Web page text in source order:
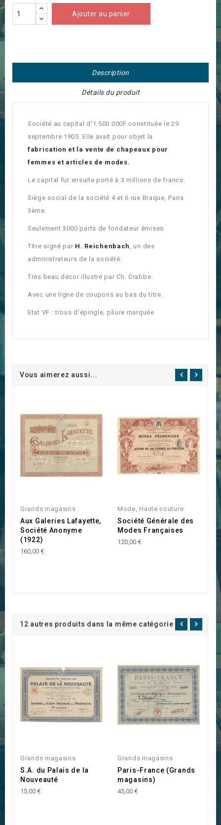
Ajouter au panier
Description
Détails du produit
Société au capital d'1.500.000F constituée le 29
septembre 1905. Elle avait pour objet la
fabrication et la vente de chapeaux pour
femmes et articles de modes.
Le capital fut ensuite porté à 3 millions de francs.
Siège social de la société 4 et 6 rue Braque, Paris
3ème.
Seulement 3000 parts de fondateur émises.
Titre signé par H. Reichenbach , un des
administrateurs de la société.
Très beau décor illustré par Ch. Crabbe.
Avec une ligne de coupons au bas du titre.
Etat VF : trous d'épingle, pliure marquée
Vous aimerez aussi...
Grands magasins
Aux Galeries Lafayette,
Société Anonyme
(1922)
160,00 €
Mode, Haute couture
Société Générale des
Modes Françaises
120,00 €
12 autres produits dans la même catégorie :
Grands magasins
S.A. du Palais de la
Nouveauté
15,00 €
Grands magasins
Paris-France (Grands
magasins)
45,00 €